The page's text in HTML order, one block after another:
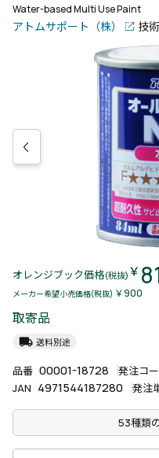
Water-based Multi Use Paint
アトムサポート（株） 技
オレンジブック価格(税抜) ￥
メーカー希望小売価格(税抜) ￥900
取寄品
local_shipping 送料別途
品番 00001-18728 発注コ
JAN 4971544187280 発注
53種類